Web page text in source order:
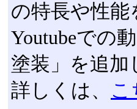
の特長や性
Youtubeでの
塗装」を追加
詳しくは、 こ